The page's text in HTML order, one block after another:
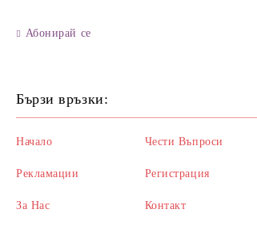
Абонирай се
Бързи връзки:
Начало
Рекламации
За Нас
Чести Въпроси
Регистрация
Контакт